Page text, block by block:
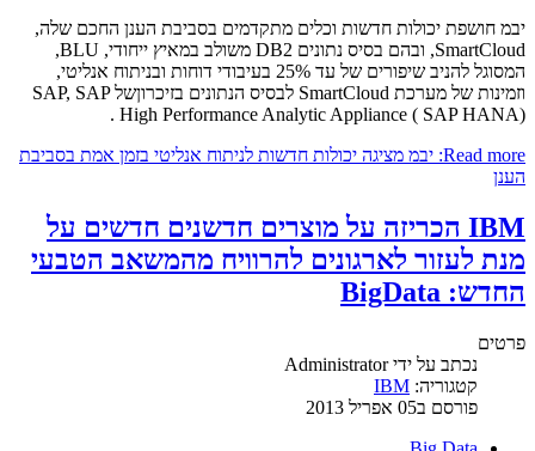
יבמ חושפת יכולות חדשות וכלים מתקדמים בסביבת הענן החכם שלה,
SmartCloud, ובהם בסיס נתונים DB2 משולב במאיץ ייחודי, BLU,
המסוגל להניב שיפורים של עד 25% בעיבודי דוחות ובניתוח אנליטי,
וזמינות של מערכת SmartCloud לבסיס הנתונים בזיכרוןשל SAP, SAP
High Performance Analytic Appliance ( SAP HANA) .
Read more: יבמ מציגה יכולות חדשות לניתוח אנליטי בזמן אמת בסביבת
הענן
IBM הכריזה על מוצרים חדשנים חדשים על
מנת לעזור לארגונים להרוויח מהמשאב הטבעי
החדש: BigData
פרטים
נכתב על ידיAdministrator
קטגוריה: IBM
פורסם ב05 אפריל 2013